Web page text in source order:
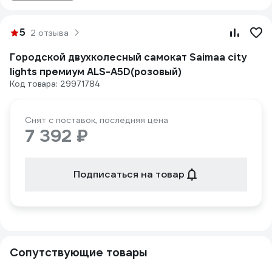
5 2 отзыва
Городской двухколесный самокат Saimaa city
lights премиум ALS-A5D(розовый)
Код товара: 29971784
Снят с поставок, последняя цена
7 392 ₽
Подписаться на товар
Сопутствующие товары